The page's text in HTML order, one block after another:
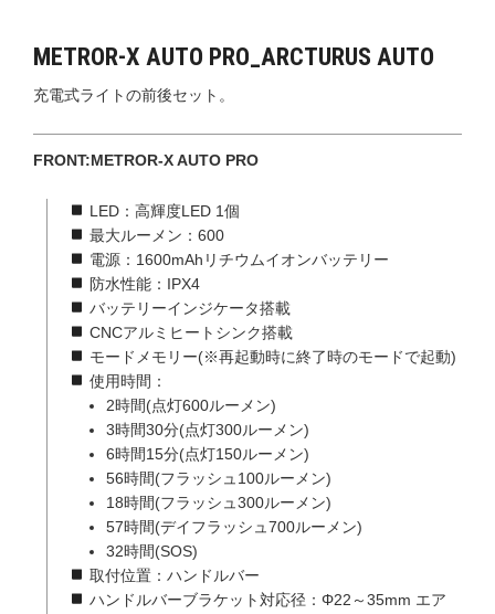
METROR-X AUTO PRO_ARCTURUS AUTO
充電式ライトの前後セット。
FRONT:METROR-X AUTO PRO
LED：高輝度LED 1個
最大ルーメン：600
電源：1600mAhリチウムイオンバッテリー
防水性能：IPX4
バッテリーインジケータ搭載
CNCアルミヒートシンク搭載
モードメモリー(※再起動時に終了時のモードで起動)
使用時間：
2時間(点灯600ルーメン)
3時間30分(点灯300ルーメン)
6時間15分(点灯150ルーメン)
56時間(フラッシュ100ルーメン)
18時間(フラッシュ300ルーメン)
57時間(デイフラッシュ700ルーメン)
32時間(SOS)
取付位置：ハンドルバー
ハンドルバーブラケット対応径：Φ22～35mm エア